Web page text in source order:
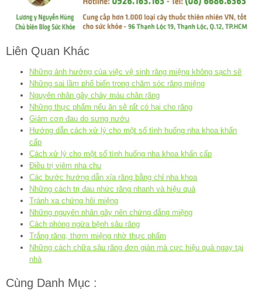
Liên Quan Khác
Những ảnh hưởng của việc vệ sinh răng miệng không sạch sẽ
Những sai lầm phổ biến trong chăm sóc răng miệng
Nguyên nhân gây chảy máu chân răng
Những thực phẩm nếu ăn sẽ rất có hại cho răng
Giảm cơn đau do sưng nướu
Hướng dẫn cách xử lý cho một số tình huống nha khoa khẩn
cấp
Cách xử lý cho một số tình huống nha khoa khẩn cấp
Điều trị viêm nha chu
Các bước hướng dẫn xỉa răng bằng chỉ nha khoa
Những cách trị đau nhức răng nhanh và hiệu quả
Tránh xa chứng hôi miệng
Những nguyên nhân gây nên chứng đắng miệng
Cách phòng ngừa bệnh sâu răng
Trắng răng, thơm miệng nhờ thực phẩm
Những cách chữa sâu răng đơn giản mà cực hiệu quả ngay tại
nhà
Cùng Danh Mục :